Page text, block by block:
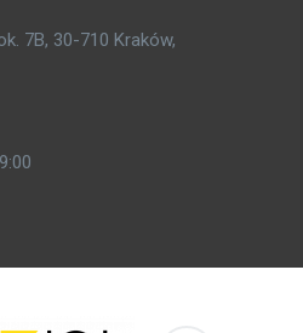
7B, 30-710 Kraków,